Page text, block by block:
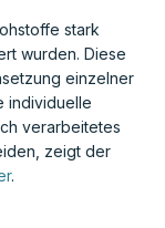
stark
wurden. Diese
einzelner
individuelle
verarbeitetes
zeigt der
.